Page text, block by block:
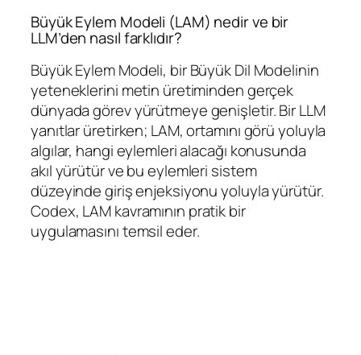
Büyük Eylem Modeli (LAM) nedir ve bir
LLM’den nasıl farklıdır?
Büyük Eylem Modeli, bir Büyük Dil Modelinin
yeteneklerini metin üretiminden gerçek
dünyada görev yürütmeye genişletir. Bir LLM
yanıtlar üretirken; LAM, ortamını görü yoluyla
algılar, hangi eylemleri alacağı konusunda
akıl yürütür ve bu eylemleri sistem
düzeyinde giriş enjeksiyonu yoluyla yürütür.
Codex, LAM kavramının pratik bir
uygulamasını temsil eder.